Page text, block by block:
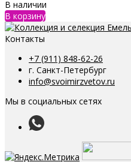
В наличии
В корзину
Контакты
+7 (911) 848-62-26
г. Санкт-Петербург
info@svoimirzvetov.ru
Мы в социальных сетях